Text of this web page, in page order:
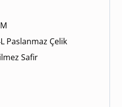
Paslanmaz Çelik
Safir